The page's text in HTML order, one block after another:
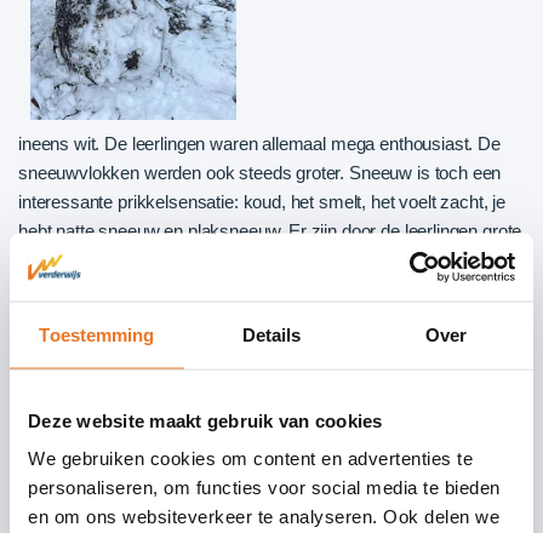
Toestemming Details Over
Deze website maakt gebruik van cookies
We gebruiken cookies om content en advertenties te
personaliseren, om functies voor social media te bieden
en om ons websiteverkeer te analyseren. Ook delen we
ineens wit. De leerlingen waren allemaal mega enthousiast. De
sneeuwvlokken werden ook steeds groter. Sneeuw is toch een
interessante prikkelsensatie: koud, het smelt, het voelt zacht, je
hebt natte sneeuw en plaksneeuw. Er zijn door de leerlingen grote
en kleine sneeuwpoppen gemaakt, maar ook sneeuwballen
gegooid. Het is leuk om te zien hoe goed de leerlingen zelf
Bijvoorbeeld: we gooien naar elkaars lijf, als iemand stop zegt is
het klaar, kinderen die sneeuw onprettig vinden laten we met rust.
Zelfs de juffen en meesters deden mee met de sneeuwpret! We
waren buiten allemaal weer even kind.